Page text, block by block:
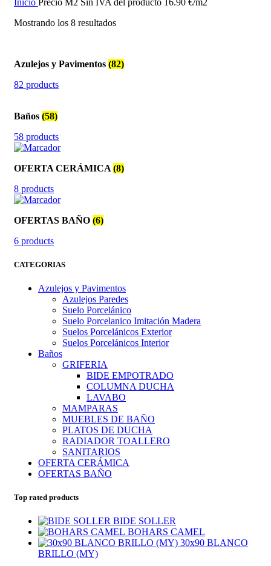
Mostrando los 8 resultados
Azulejos y Pavimentos (82)
82 products
Baños (58)
58 products
OFERTA CERÁMICA (8)
8 products
OFERTAS BAÑO (6)
6 products
CATEGORIAS
Azulejos y Pavimentos
Azulejos Paredes
Suelo Porcelánico
Suelo Porcelanico Imitación Madera
Suelos Porcelánicos Exterior
Suelos Porcelánicos Interior
Baños
GRIFERIA
BIDE EMPOTRADO
COLUMNA DUCHA
LAVABO
MAMPARAS
MUEBLES DE BAÑO
PLATOS DE DUCHA
RADIADOR TOALLERO
SANITARIOS
OFERTA CERÁMICA
OFERTAS BAÑO
Top rated products
BIDE SOLLER
BOHARS CAMEL
30x90 BLANCO
BRILLO (MY)